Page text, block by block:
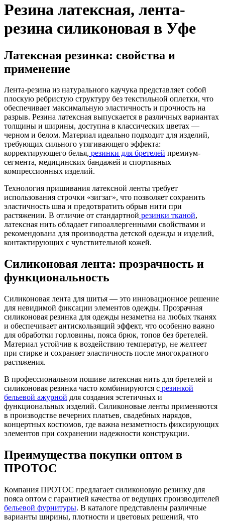
Резина латексная, лента-
резина силиконовая в Уфе
Латексная резинка: свойства и
применение
Лента-резина из натурального каучука представляет собой
плоскую ребристую структуру без текстильной оплетки, что
обеспечивает максимальную эластичность и прочность на
разрыв. Резина латексная выпускается в различных вариантах
толщины и ширины, доступна в классических цветах —
черном и белом. Материал идеально подходит для изделий,
требующих сильного утягивающего эффекта:
корректирующего белья, резинки для бретелей премиум-
сегмента, медицинских бандажей и спортивных
компрессионных изделий.
Технология пришивания латексной ленты требует
использования строчки «зигзаг», что позволяет сохранить
эластичность шва и предотвратить обрыв нити при
растяжении. В отличие от стандартной резинки тканой,
латексная нить обладает гипоаллергенными свойствами и
рекомендована для производства детской одежды и изделий,
контактирующих с чувствительной кожей.
Силиконовая лента: прозрачность и
функциональность
Силиконовая лента для шитья — это инновационное решение
для невидимой фиксации элементов одежды. Прозрачная
силиконовая резинка для одежды незаметна на любых тканях
и обеспечивает антискользящий эффект, что особенно важно
для обработки горловины, пояса брюк, топов без бретелей.
Материал устойчив к воздействию температур, не желтеет
при стирке и сохраняет эластичность после многократного
растяжения.
В профессиональном пошиве латексная нить для бретелей и
силиконовая резинка часто комбинируются с резинкой
бельевой ажурной для создания эстетичных и
функциональных изделий. Силиконовые ленты применяются
в производстве вечерних платьев, свадебных нарядов,
концертных костюмов, где важна незаметность фиксирующих
элементов при сохранении надежности конструкции.
Преимущества покупки оптом в
ПРОТОС
Компания ПРОТОС предлагает силиконовую резинку для
пояса оптом с гарантией качества от ведущих производителей
бельевой фурнитуры. В каталоге представлены различные
варианты ширины, плотности и цветовых решений, что